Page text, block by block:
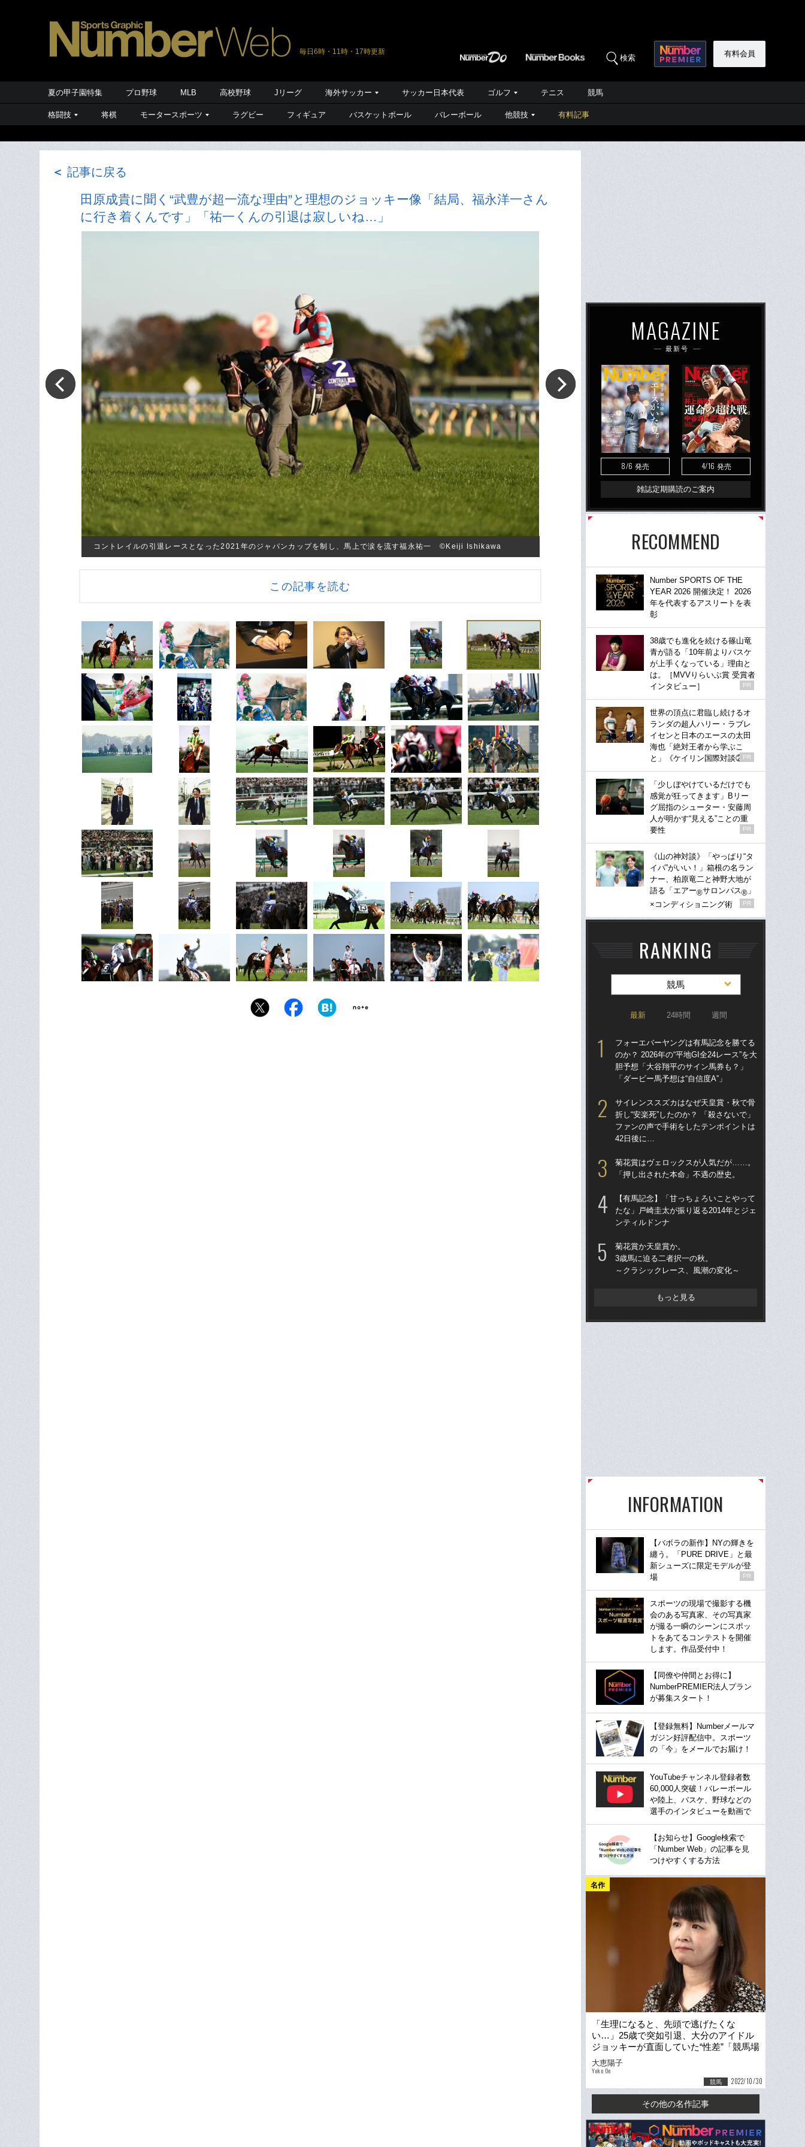
毎日6時・11時・17時更新
検索 有料会員
夏の甲子園特集 プロ野球 MLB 高校野球 Jリーグ 海外サッカー サッカー日本代表 ゴルフ テニス 競馬
格闘技 将棋 モータースポーツ ラグビー フィギュア バスケットボール バレーボール 他競技 有料記事
＜ 記事に戻る
田原成貴に聞く“武豊が超一流な理由”と理想のジョッキー像「結局、福永洋一さん
に行き着くんです」「祐一くんの引退は寂しいね…」
コントレイルの引退レースとなった2021年のジャパンカップを制し、馬上で涙を流す福永祐一 ©Keiji Ishikawa
この記事を読む
MAGAZINE
最新号
8/6 発売 4/16 発売
雑誌定期購読のご案内
RECOMMEND
Number SPORTS OF THE
YEAR 2026 開催決定！ 2026
年を代表するアスリートを表
彰
38歳でも進化を続ける篠山竜
青が語る「10年前よりバスケ
が上手くなっている」理由と
は。［MVVりらいぶ賞 受賞者
インタビュー］
PR
世界の頂点に君臨し続けるオ
ランダの超人ハリー・ラブレ
イセンと日本のエースの太田
海也「絶対王者から学ぶこ
と」《ケイリン国際対談②》
PR
「少しぼやけているだけでも
感覚が狂ってきます」Bリー
グ屈指のシューター・安藤周
人が明かす“見える”ことの重
要性
PR
《山の神対談》「やっぱり“タ
イパ”がいい！」箱根の名ラン
ナー、柏原竜二と神野大地が
語る「エアー®サロンパス® 」
×コンディショニング術
PR
RANKING
競馬
最新 24時間 週間
フォーエバーヤングは有馬記念を勝てる
のか？ 2026年の“平地GI全24レース”を大
胆予想「大谷翔平のサイン馬券も？」
「ダービー馬予想は“自信度A”」
サイレンススズカはなぜ天皇賞・秋で骨
折し“安楽死”したのか？ 「殺さないで」
ファンの声で手術をしたテンポイントは
42日後に…
菊花賞はヴェロックスが人気だが……。
「押し出された本命」不遇の歴史。
【有馬記念】「甘っちょろいことやって
たな」戸崎圭太が振り返る2014年とジェ
ンティルドンナ
菊花賞か天皇賞か。
3歳馬に迫る二者択一の秋。
～クラシックレース、風潮の変化～
もっと見る
INFORMATION
【バボラの新作】NYの輝きを
纏う。「PURE DRIVE」と最
新シューズに限定モデルが登
場
PR
スポーツの現場で撮影する機
会のある写真家、その写真家
が撮る一瞬のシーンにスポッ
トをあてるコンテストを開催
します。作品受付中！
【同僚や仲間とお得に】
NumberPREMIER法人プラン
が募集スタート！
【登録無料】Numberメールマ
ガジン好評配信中。スポーツ
の「今」をメールでお届け！
YouTubeチャンネル登録者数
60,000人突破！バレーボール
や陸上、バスケ、野球などの
選手のインタビューを動画で
【お知らせ】Google検索で
「Number Web」の記事を見
つけやすくする方法
名作
「生理になると、先頭で逃げたくな
い…」25歳で突如引退、大分のアイドル
ジョッキーが直面していた“性差”「競馬場
では男子トイレを使っていました」
大恵陽子
Yoko Oe
競馬 2022/10/30
その他の名作記事